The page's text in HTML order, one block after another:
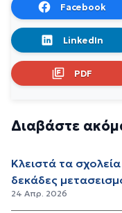
Facebook
LinkedIn
PDF
Διαβάστε
Κλειστά τα
δεκάδες
24 Απρ. 2026